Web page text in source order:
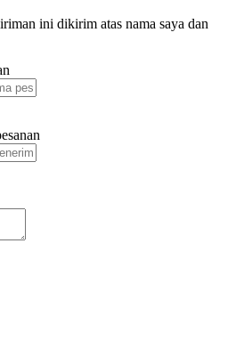
ini dikirim atas nama saya dan